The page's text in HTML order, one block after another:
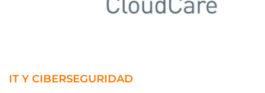
IT Y CIBERSEGURIDAD